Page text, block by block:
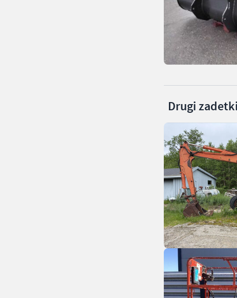
Drugi